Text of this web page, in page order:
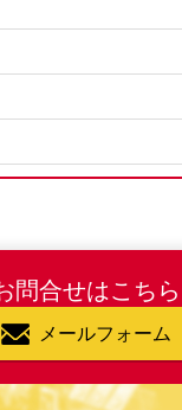
問合せはこちら
メールフォーム